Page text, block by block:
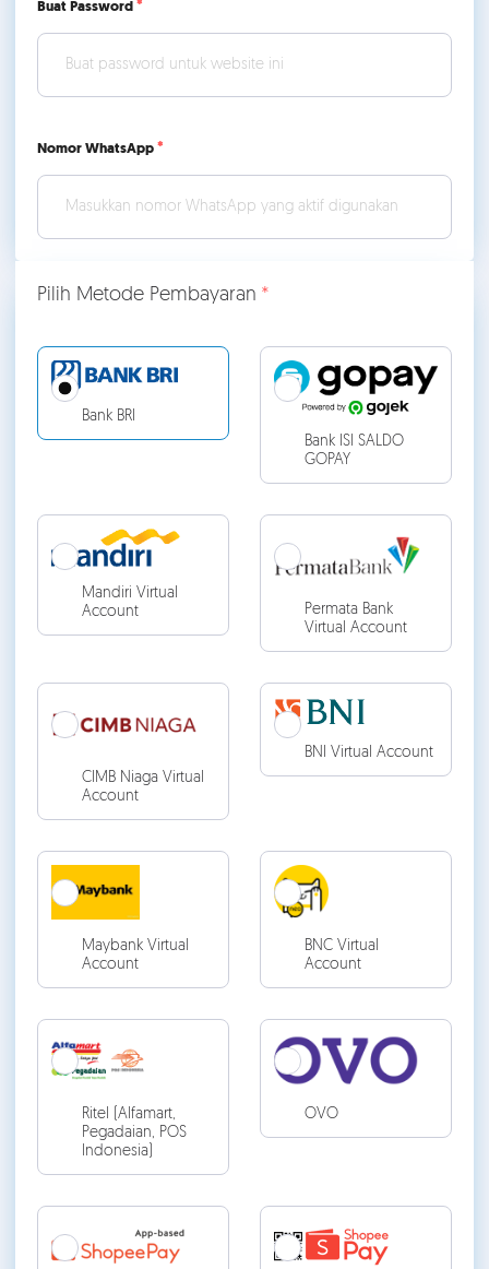
Buat Password
Nomor WhatsApp
Pilih Metode Pembayaran
Bank BRI
Bank ISI SALDO
GOPAY
Mandiri Virtual
Account
Permata Bank
Virtual Account
CIMB Niaga Virtual
Account
BNI Virtual Account
Maybank Virtual
Account
BNC Virtual
Account
Ritel (Alfamart,
Pegadaian, POS
Indonesia)
OVO